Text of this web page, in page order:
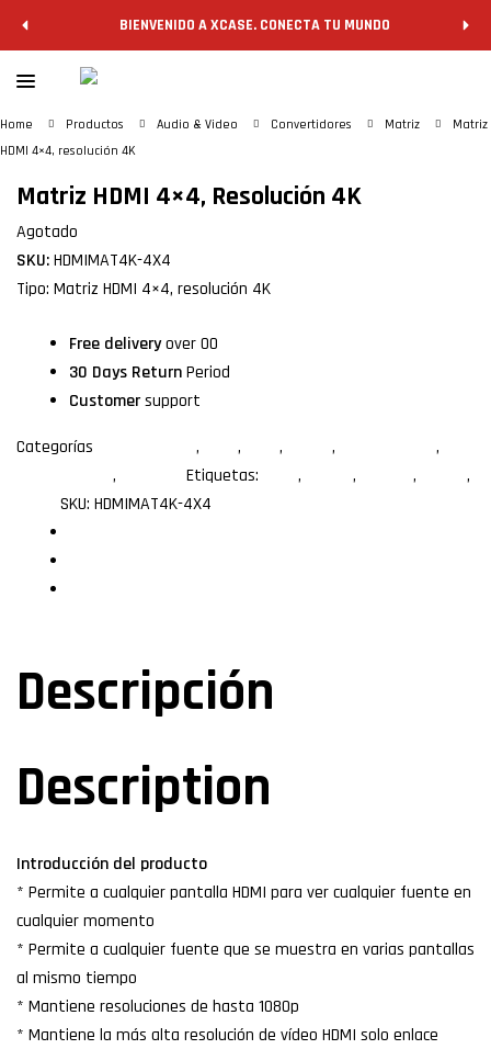
BIENVENIDO A XCASE. CONECTA TU MUNDO
Home Productos Audio & Video Convertidores Matriz
Matriz
HDMI 4×4, resolución 4K
Matriz HDMI 4×4, Resolución 4K
Agotado
SKU:HDMIMAT4K-4X4
Tipo: Matriz HDMI 4×4, resolución 4K
Free deliveryover 00
30 Days ReturnPeriod
Customersupport
Categorías
, , , ,
,
, Etiquetas: , , ,
,
SKU: HDMIMAT4K-4X4
Descripción
Description
Introducción del producto
* Permite a cualquier pantalla HDMI para ver cualquier fuente en
cualquier momento
* Permite a cualquier fuente que se muestra en varias pantallas
al mismo tiempo
* Mantiene resoluciones de hasta 1080p
* Mantiene la más alta resolución de vídeo HDMI solo enlace